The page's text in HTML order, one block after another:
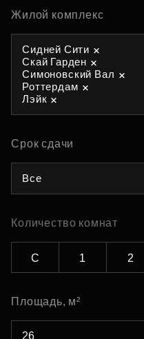
Жилой комплекс
Сидней Сити
Скай Гарден
Симоновский Вал
Роттердам
Лэйк
Срок сдачи
Все
Количество комнат
С 1 2
Площадь, м²